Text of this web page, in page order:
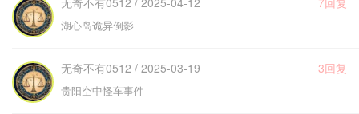
湖心岛诡异倒影
无奇不有0512 / 2025-03-19 3回复
贵阳空中怪车事件